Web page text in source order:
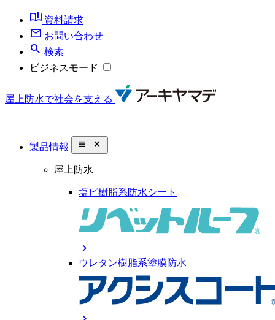
book_ribbon 資料請求
mail お問い合わせ
search 検索
ビジネスモード
屋上防水で社会を支える
製品情報 close_small
屋上防水
塩ビ樹脂系防水シート
chevron_right
ウレタン樹脂系塗膜防水